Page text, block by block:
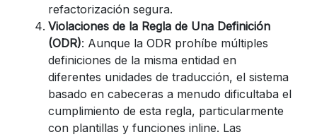
refactorización segura.
Violaciones de la Regla de Una Definición
(ODR): Aunque la ODR prohíbe múltiples
definiciones de la misma entidad en
diferentes unidades de traducción, el sistema
basado en cabeceras a menudo dificultaba el
cumplimiento de esta regla, particularmente
con plantillas y funciones inline. Las